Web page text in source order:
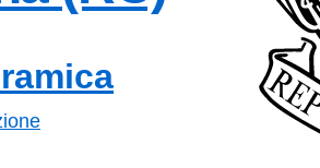
la pagina